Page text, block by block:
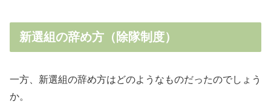
新選組の辞め方（除隊制度）
一方、新選組の辞め方はどのようなものだったのでしょう
か。